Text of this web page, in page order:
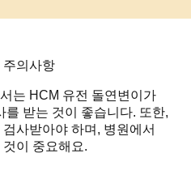
주의사항
는 HCM 유전 돌연변이가
를 받는 것이 좋습니다. 또한,
사받아야 하며, 병원에서
이 중요해요.